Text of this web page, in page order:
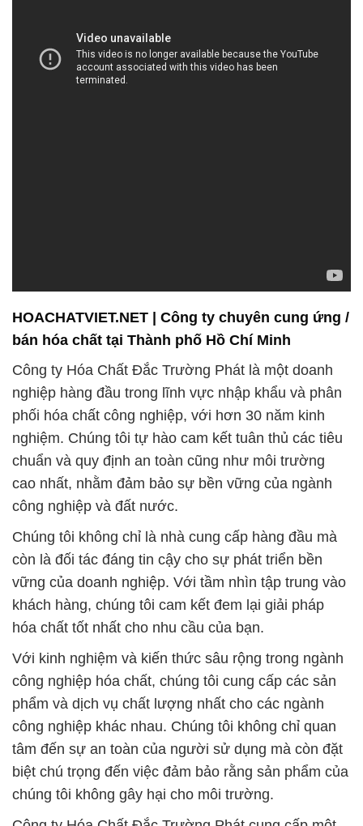
hóa chất tốt nhất cho nhu cầu của bạn.
Với kinh nghiệm và kiến thức sâu rộng trong ngành
công nghiệp hóa chất, chúng tôi cung cấp các sản
ngành công nghiệp khác nhau. Chúng tôi không chỉ
đối tác đồng hành đáng tin cậy của bạn. Đến với
chúng tôi, bạn có thể tin tưởng vào chất lượng và
cam kết về an toàn môi trường.
Với sự nỗ lực không ngừng, chúng tôi hy vọng
được đồng hành cùng khách hàng trên con đường
phát triển bền vững của họ. Công ty Hóa Chất Đắc
Trường Phát, đối tác đáng tin cậy của bạn trong lĩnh
vực hóa chất công nghiệp.
# Địa chỉ bán © thương mại Hóa Chất Công Nghiệp
Hóa chất Silicate Cục › Sodium Silicat Dạng Cục
# Cty chuyên cung ứng Ω bán Hóa Chất Công
Nghiệp Hóa chất Silicate Cục › Sodium Silicat Dạng
Cục
# Đơn vị thương mại = cung cấp Hóa Chất Công
Nghiệp Hóa chất Silicate Cục › Sodium Silicat Dạng
Cục
# Đơn vị chuyên phân phối ♥ thương mại Hóa Chất
Công Nghiệp Hóa chất Silicate Cục › Sodium Silicat
Dạng Cục
# Cty cung ứng ↔ bán Hóa Chất Công Nghiệp Hóa
chất Silicate Cục › Sodium Silicat Dạng Cục